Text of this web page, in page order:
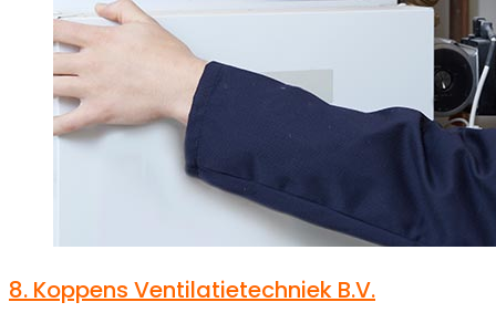
8. Koppens Ventilatietechniek B.V.